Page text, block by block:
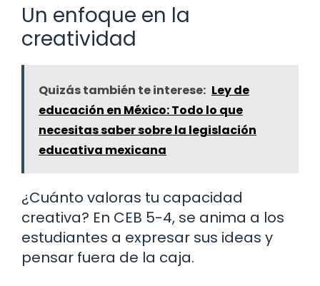
Un enfoque en la
creatividad
Quizás también te interese: Ley de
educación en México: Todo lo que
necesitas saber sobre la legislación
educativa mexicana
¿Cuánto valoras tu capacidad
creativa? En CEB 5-4, se anima a los
estudiantes a expresar sus ideas y
pensar fuera de la caja.